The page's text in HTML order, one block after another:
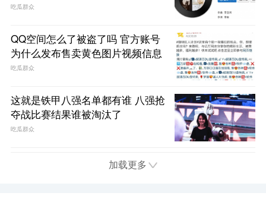
吃瓜群众
QQ空间怎么了被盗了吗 官方账号
为什么发布售卖黄色图片视频信息
吃瓜群众
这就是铁甲八强名单都有谁 八强抢
夺战比赛结果谁被淘汰了
吃瓜群众
加载更多